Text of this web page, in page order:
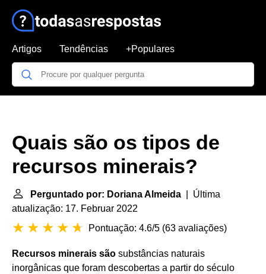
Artigos Tendências +Populares
Quais são os tipos de
recursos minerais?
Perguntado por: Doriana Almeida | Última
atualização: 17. Februar 2022
Pontuação: 4.6/5 (63 avaliações)
Recursos minerais são substâncias naturais
inorgânicas que foram descobertas a partir do século